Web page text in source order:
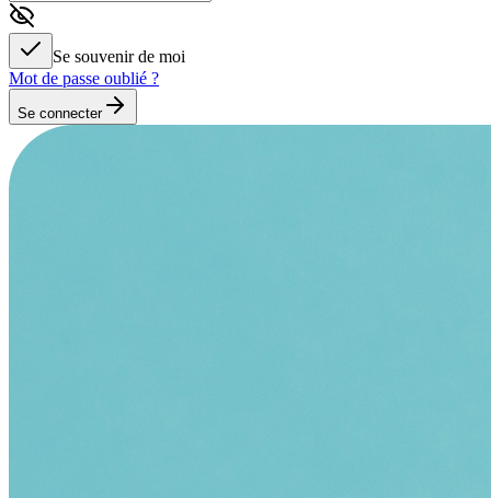
Se souvenir de moi
Mot de passe oublié ?
Se connecter